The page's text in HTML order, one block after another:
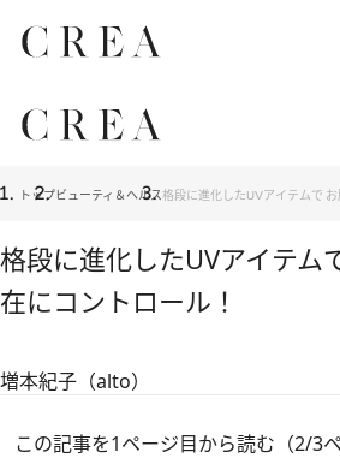
トップビューティ＆ヘルス格段に進化したUVアイテムで
格段に進化したUVアイテム
在にコントロール！
増本紀子（alto）
この記事を1ページ目から読む（2/3ペ